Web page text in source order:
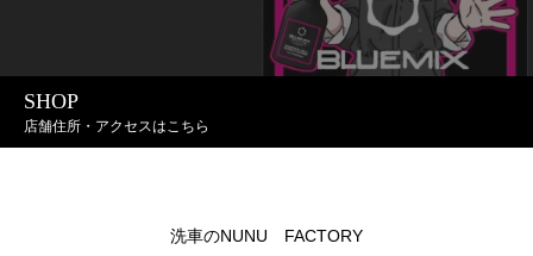
SHOP
店舗住所・アクセスはこちら
洗車のNUNU FACTORY